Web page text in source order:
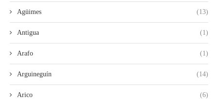
Agüimes (13)
Antigua (1)
Arafo (1)
Arguineguín (14)
Arico (6)